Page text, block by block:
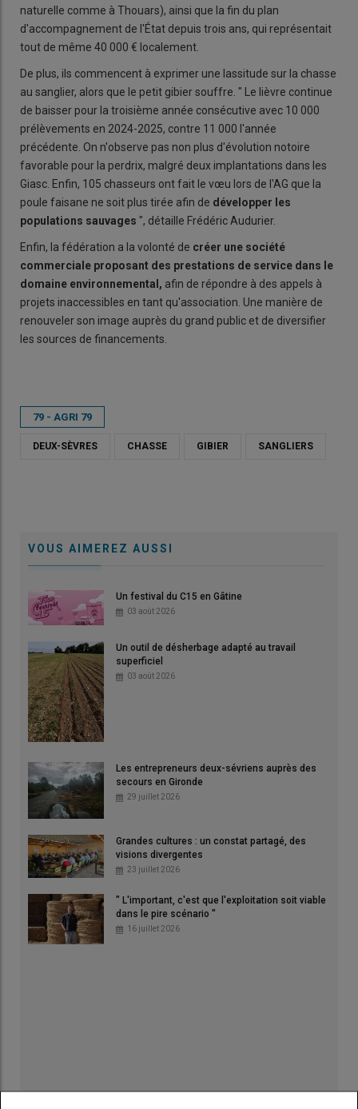
naturelle comme à Thouars), ainsi que la fin du plan
d'accompagnement de l'État depuis trois ans, qui représentait
tout de même 40 000 € localement.
De plus, ils commencent à exprimer une lassitude sur la chasse
au sanglier, alors que le petit gibier souffre. " Le lièvre continue
de baisser pour la troisième année consécutive avec 10 000
prélèvements en 2024-2025, contre 11 000 l'année
précédente. On n'observe pas non plus d'évolution notoire
favorable pour la perdrix, malgré deux implantations dans les
Giasc. Enfin, 105 chasseurs ont fait le vœu lors de l'AG que la
poule faisane ne soit plus tirée afin de développer les
populations sauvages ", détaille Frédéric Audurier.
Enfin, la fédération a la volonté de créer une société
commerciale proposant des prestations de service dans le
domaine environnemental, afin de répondre à des appels à
projets inaccessibles en tant qu'association. Une manière de
renouveler son image auprès du grand public et de diversifier
les sources de financements.
79 - AGRI 79
DEUX-SÈVRES CHASSE GIBIER SANGLIERS
VOUS AIMEREZ AUSSI
Un festival du C15 en Gâtine
03 août 2026
Un outil de désherbage adapté au travail
superficiel
03 août 2026
Les entrepreneurs deux-sévriens auprès des
secours en Gironde
29 juillet 2026
Grandes cultures : un constat partagé, des
visions divergentes
23 juillet 2026
" L'important, c'est que l'exploitation soit viable
dans le pire scénario "
16 juillet 2026